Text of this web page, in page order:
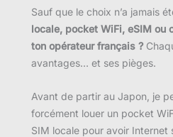
Sauf que le choix n’a jamais
locale, pocket WiFi, eSIM ou
ton opérateur français ?
avantages… et ses pièges.
Avant de partir au Japon, je
forcément louer un pocket
SIM locale pour avoir Internet